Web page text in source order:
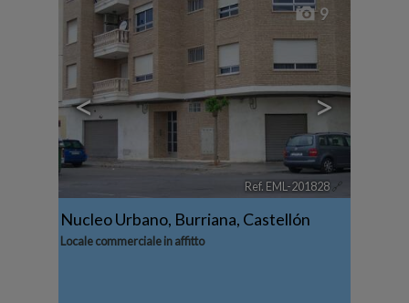
< >
9
Ref. EML-201828 🔗
Nucleo Urbano, Burriana, Castellón
Locale commerciale in affitto